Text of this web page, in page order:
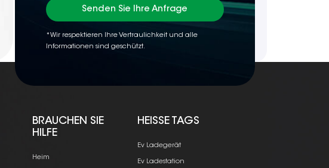
Senden Sie Ihre Anfrage
*Wir respektieren Ihre Vertraulichkeit und alle
Informationen sind geschützt.
BRAUCHEN SIE
HILFE
Heim
HEISSE TAGS
Ev Ladegerät
Ev Ladestation